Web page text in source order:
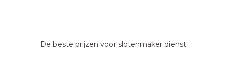
De beste prijzen voor slotenmaker dienst